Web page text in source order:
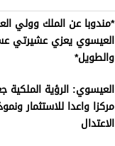
*مندوبا عن الملك وولي
العيسوي يعزي عشيرتي
والطويل*
العيسوي: الرؤية الملكية
مركزا واعدا للاستثمار
الاعتدال